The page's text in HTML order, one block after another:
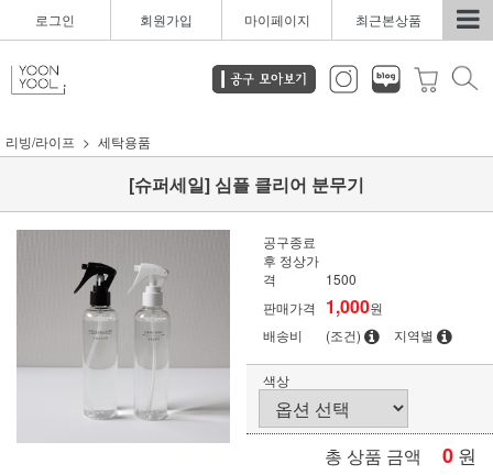
로그인 회원가입 마이페이지 최근본상품
리빙/라이프 세탁용품
[슈퍼세일] 심플 클리어 분무기
공구종료
후 정상가
격
1500
판매가격
1,000원
배송비
(조건) 지역별
색상
총 상품 금액 0 원